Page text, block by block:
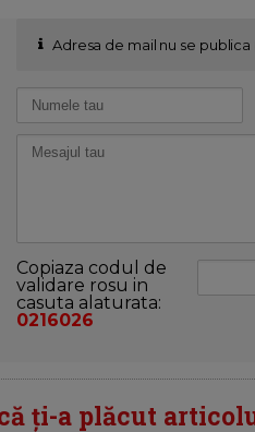
Adresa de mail nu se
Copiaza codul de
validare rosu in
casuta alaturata:
0216026
ți-a plăcut